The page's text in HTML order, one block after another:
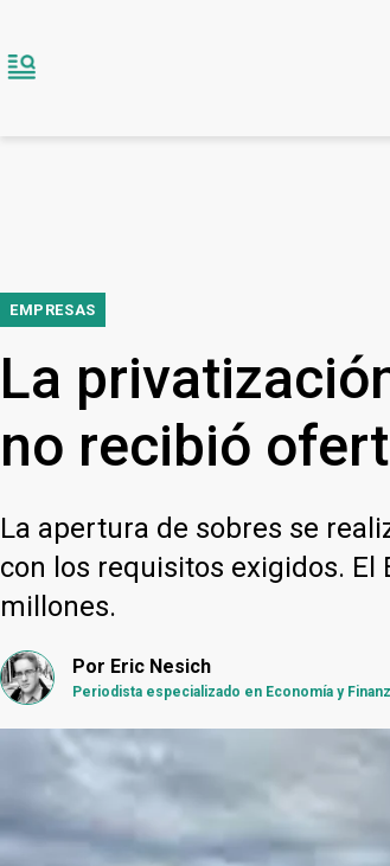
EMPRESAS
La
no recibió
La apertura de sobres se
con los requisitos exigidos. El
millones.
Por Eric Nesich
Periodista especializado en Economía y